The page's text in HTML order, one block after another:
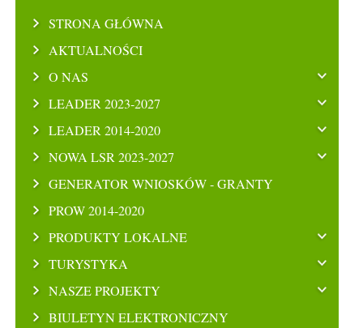
STRONA GŁÓWNA
AKTUALNOŚCI
O NAS
LEADER 2023-2027
LEADER 2014-2020
NOWA LSR 2023-2027
GENERATOR WNIOSKÓW - GRANTY
PROW 2014-2020
PRODUKTY LOKALNE
TURYSTYKA
NASZE PROJEKTY
BIULETYN ELEKTRONICZNY